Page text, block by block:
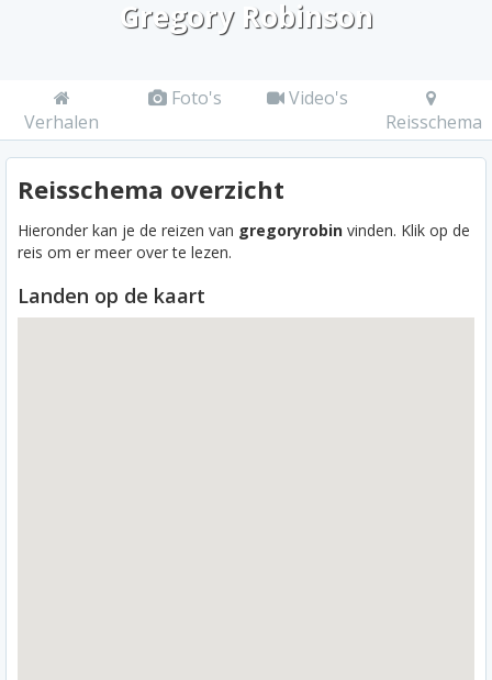
Gregory Robinson
Verhalen
Foto's
Video's
Reisschema
Reisschema overzicht
Hieronder kan je de reizen van gregoryrobin vinden. Klik op de
reis om er meer over te lezen.
Landen op de kaart